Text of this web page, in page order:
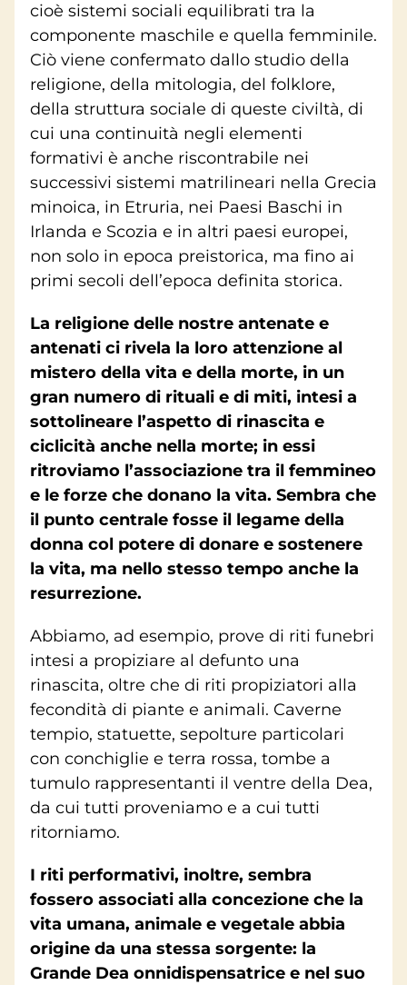
cioè sistemi sociali equilibrati tra la
componente maschile e quella femminile.
Ciò viene confermato dallo studio della
religione, della mitologia, del folklore,
della struttura sociale di queste civiltà, di
cui una continuità negli elementi
formativi è anche riscontrabile nei
successivi sistemi matrilineari nella Grecia
minoica, in Etruria, nei Paesi Baschi in
Irlanda e Scozia e in altri paesi europei,
non solo in epoca preistorica, ma fino ai
primi secoli dell’epoca definita storica.
La religione delle nostre antenate e
antenati ci rivela la loro attenzione al
mistero della vita e della morte, in un
gran numero di rituali e di miti, intesi a
sottolineare l’aspetto di rinascita e
ciclicità anche nella morte; in essi
ritroviamo l’associazione tra il femmineo
e le forze che donano la vita. Sembra che
il punto centrale fosse il legame della
donna col potere di donare e sostenere
la vita, ma nello stesso tempo anche la
resurrezione.
Abbiamo, ad esempio, prove di riti funebri
intesi a propiziare al defunto una
rinascita, oltre che di riti propiziatori alla
fecondità di piante e animali. Caverne
tempio, statuette, sepolture particolari
con conchiglie e terra rossa, tombe a
tumulo rappresentanti il ventre della Dea,
da cui tutti proveniamo e a cui tutti
ritorniamo.
I riti performativi, inoltre, sembra
fossero associati alla concezione che la
vita umana, animale e vegetale abbia
origine da una stessa sorgente: la
Grande Dea onnidispensatrice e nel suo